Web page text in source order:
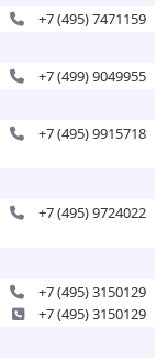
+7 (495) 7471159
+7 (499) 9049955
+7 (495) 9915718
+7 (495) 9724022
+7 (495) 3150129
+7 (495) 3150129